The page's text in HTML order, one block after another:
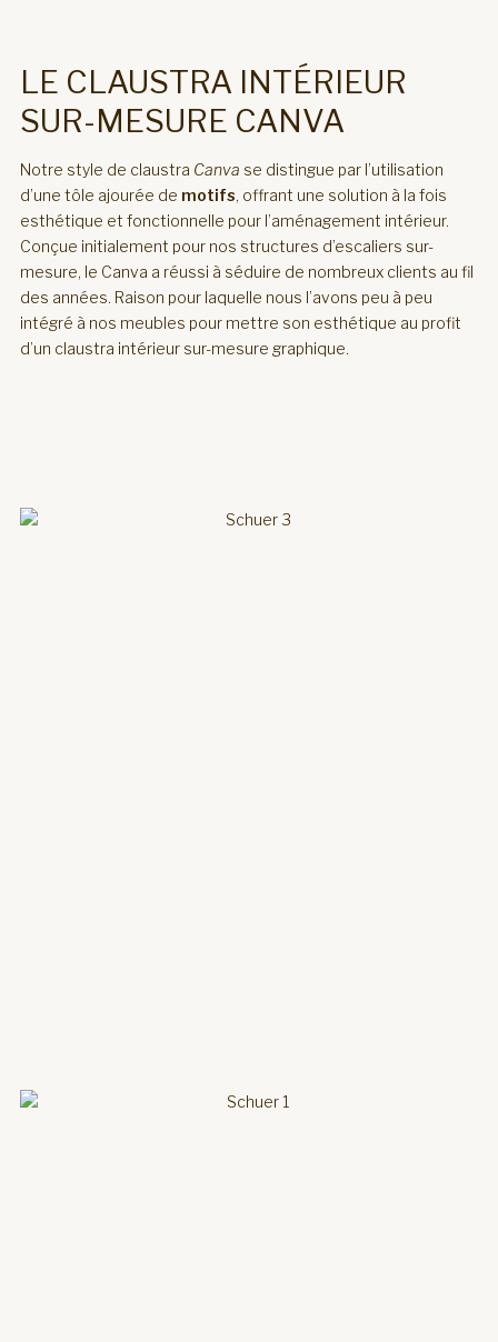
LE CLAUSTRA INTÉRIEUR
SUR-MESURE CANVA
Notre style de claustra Canva se distingue par l’utilisation
d’une tôle ajourée de motifs, offrant une solution à la fois
esthétique et fonctionnelle pour l’aménagement intérieur.
Conçue initialement pour nos structures d’escaliers sur-
mesure, le Canva a réussi à séduire de nombreux clients au fil
des années. Raison pour laquelle nous l’avons peu à peu
intégré à nos meubles pour mettre son esthétique au profit
d’un claustra intérieur sur-mesure graphique.